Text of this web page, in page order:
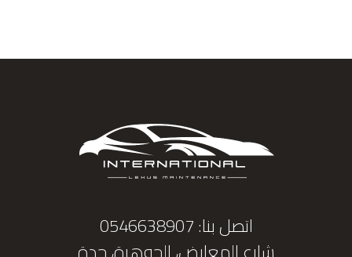
اتصل بنا: 0546638907